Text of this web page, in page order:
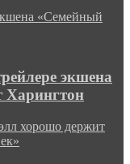
«Семейный
экшена
Харингтон
хорошо держит